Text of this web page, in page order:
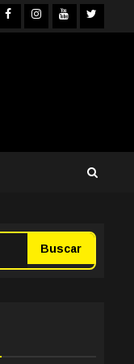
Facebook
Instagram
Buscar